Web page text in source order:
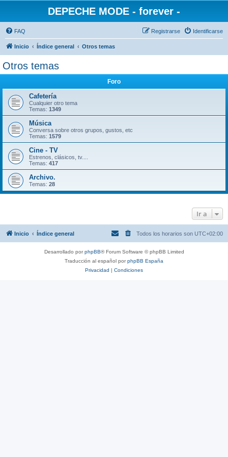
DEPECHE MODE - forever -
FAQ Identificarse
Registrarse
Inicio Índice general Otros temas
Otros temas
Foro
Cafetería
Cualquier otro tema
Temas: 1349
Música
Conversa sobre otros grupos, gustos, etc
Temas: 1579
Cine - TV
Estrenos, clásicos, tv....
Temas: 417
Archivo.
Temas: 28
Ir a
Inicio Índice general Todos los horarios son UTC+02:00
Desarrollado porphpBB® Forum Software © phpBB Limited
Traducción al español porphpBB España
Privacidad | Condiciones